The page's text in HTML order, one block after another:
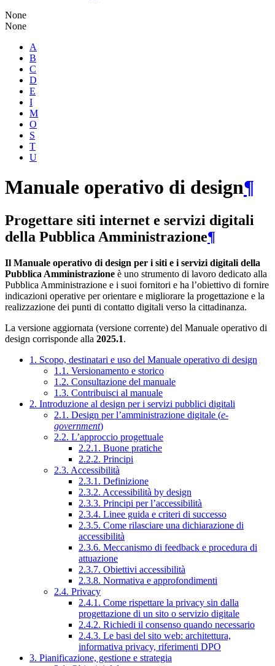
None
None
A
B
C
D
E
I
M
O
S
T
U
Manuale operativo di design¶
Progettare siti internet e servizi digitali
della Pubblica Amministrazione¶
Il Manuale operativo di design per i siti e i servizi digitali della
Pubblica Amministrazione è uno strumento di lavoro dedicato alla
Pubblica Amministrazione e i suoi fornitori e ha l’obiettivo di fornire
indicazioni operative per orientare e migliorare la progettazione e la
realizzazione dei punti di contatto digitali verso la cittadinanza.
La versione aggiornata (versione corrente) del Manuale operativo di
design corrisponde alla 2025.1.
1. Scopo, destinatari e uso del Manuale operativo di design
1.1. Versionamento e storico
1.2. Consultazione del manuale
1.3. Contribuisci al manuale
2. Introduzione al design per i servizi pubblici digitali
2.1. Design per l’amministrazione digitale (e-
government)
2.2. L’approccio progettuale
2.2.1. Buone pratiche
2.2.2. Principi
2.3. Accessibilità
2.3.1. Definizione
2.3.2. Accessibilità by design
2.3.3. Principi per l’accessibilità
2.3.4. Linee guida e criteri di successo
2.3.5. Come rilasciare una dichiarazione di
accessibilità
2.3.6. Meccanismo di feedback e procedura di
attuazione
2.3.7. Obiettivi accessibilità
2.3.8. Normativa e approfondimenti
2.4. Privacy
2.4.1. Come rispettare la privacy sin dalla
progettazione di un sito o servizio digitale
2.4.2. Richiedi il consenso quando necessario
2.4.3. Le basi del sito web: architettura,
informativa privacy, riferimenti DPO
3. Pianificazione, gestione e strategia